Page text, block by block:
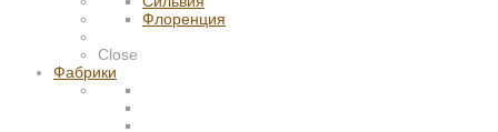
Флоренция
Close
Фабрики